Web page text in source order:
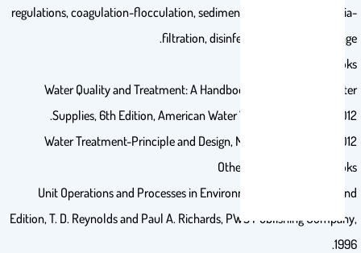
regulations, coagulation-flocculation, sedimentation, flotation, media-
filtration, disinfection, and ion exchange.
Recommended Books
Water Quality and Treatment: A Handbook of Community Water
Supplies, 6th Edition, American Water Works Association, 2012.
Water Treatment-Principle and Design, MWH, Third edition, 2012
Other Supplementary Books
Unit Operations and Processes in Environmental Engineering, 2nd
Edition, T. D. Reynolds and Paul A. Richards, PWS Publishing Company,
1996.